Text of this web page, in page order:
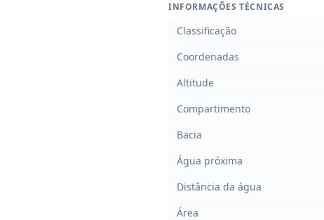
INFORMAÇÕES TÉCNICAS
Classificação
Coordenadas
Altitude
Compartimento
Bacia
Água próxima
Distância da água
Área